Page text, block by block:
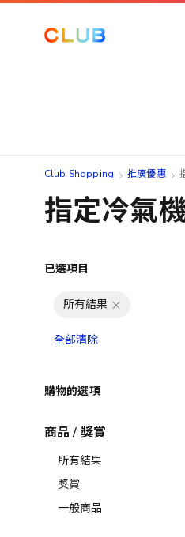
Club Shopping 推廣優惠
指定冷氣
已選項目
所有結果
全部清除
購物的選項
商品 / 獎賞
所有結果
獎賞
一般商品